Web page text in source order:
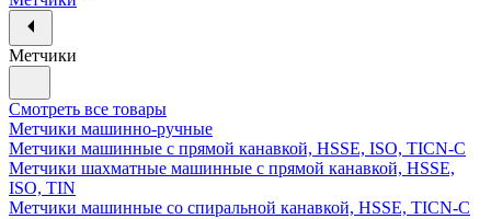
Метчики
Смотреть все товары
Метчики машинно-ручные
Метчики машинные с прямой канавкой, HSSE, ISO, TICN-C
Метчики шахматные машинные с прямой канавкой, HSSE,
ISO, TIN
Метчики машинные со спиральной канавкой, HSSE, TICN-C